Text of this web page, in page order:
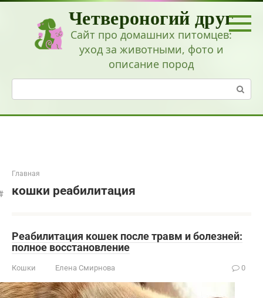
Перейти
Четвероногий друг
Сайт про домашних питомцев:
уход за животными, фото и
описание пород
Поиск:
Главная
кошки реабилитация
Реабилитация кошек после травм и болезней:
полное восстановление
Кошки Елена Смирнова 0